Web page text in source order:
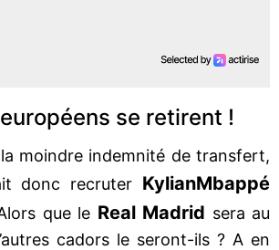
se retirent !
moindre indemnité de transfert,
donc recruter KylianMbappé
que le Real Madrid sera au
cadors le seront-ils ? A en